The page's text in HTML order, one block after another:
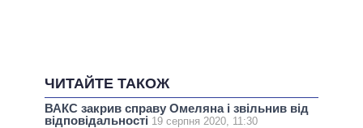
ЧИТАЙТЕ ТАКОЖ
ВАКС закрив справу Омеляна і звільнив від
відповідальності 19 серпня 2020, 11:30